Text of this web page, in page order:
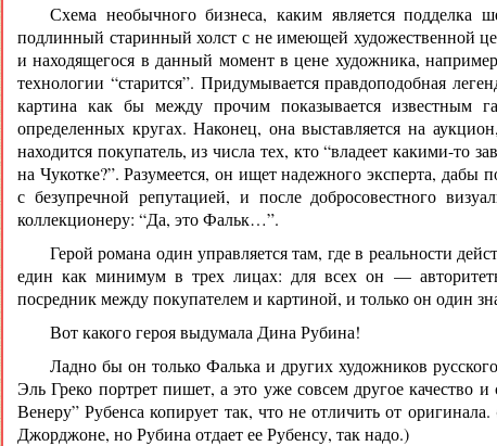
Схема необычного бизнеса, каким является подделка
подлинный старинный холст с не имеющей художественной
и находящегося в данный момент в цене художника,
технологии “старится”. Придумывается правдоподобная
картина как бы между прочим показывается известным
определенных кругах. Наконец, она выставляется на
находится покупатель, из числа тех, кто “владеет какими-
на Чукотке?”. Разумеется, он ищет надежного эксперта, дабы
с безупречной репутацией, и после добросовестного
коллекционеру: “Да, это Фальк…”.
Герой романа один управляется там, где в реальности
един как минимум в трех лицах: для всех он —
посредник между покупателем и картиной, и только он один
Вот какого героя выдумала Дина Рубина!
Ладно бы он только Фалька и других художников
Эль Греко портрет пишет, а это уже совсем другое
Венеру” Рубенса копирует так, что не отличить от
Джорджоне, но Рубина отдает ее Рубенсу, так надо.)